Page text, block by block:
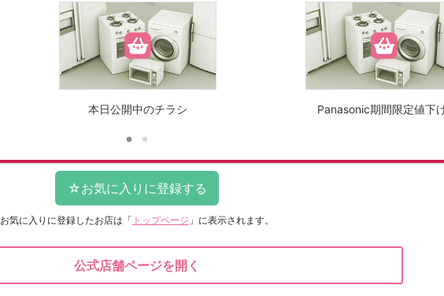
本日公開中のチラシ Panasonic期間限定値下
お気に入りに登録したお店は 「 トップページ 」に表示されます。
公式店舗ページを開く